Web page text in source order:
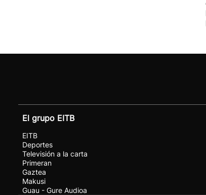
El grupo EITB
EITB
Deportes
Televisión a la carta
Primeran
Gaztea
Makusi
Guau - Gure Audioa